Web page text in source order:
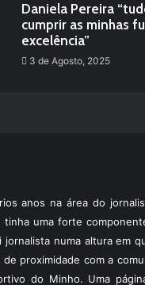
Daniela Pereira
cumprir as minhas
excelência”
3 de Agosto, 2025
anos na área do
uma forte
numa altura em
proximidade com a
do Minho. Uma